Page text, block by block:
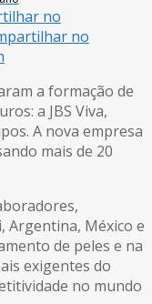
no
no
a formação de
a JBS Viva,
A nova empresa
mais de 20
Argentina, México e
de peles e na
exigentes do
no mundo